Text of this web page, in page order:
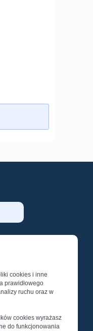
cookies i inne
prawidłowego
ruchu oraz w
cookies wyrażasz
do funkcjonowania